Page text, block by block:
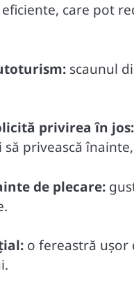
care pot
scaunul
privirea în jos:
privească
de plecare:
o fereastră ușor